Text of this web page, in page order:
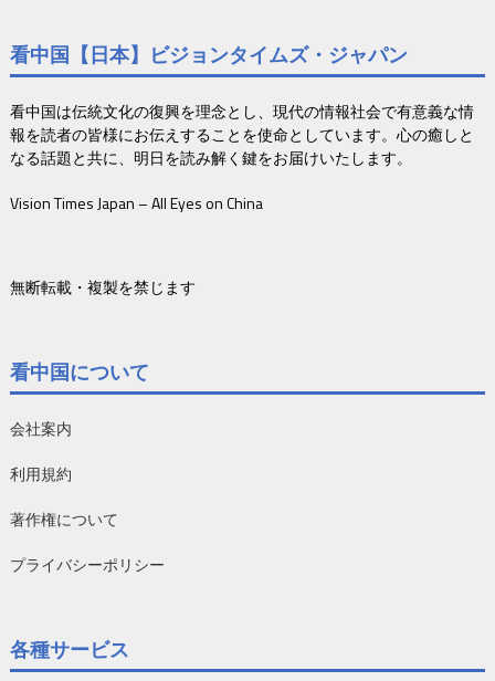
看中国【日本】ビジョンタイムズ・ジャパン
看中国は伝統文化の復興を理念とし、現代の情報社会で有意義な情
報を読者の皆様にお伝えすることを使命としています。心の癒しと
なる話題と共に、明日を読み解く鍵をお届けいたします。
Vision Times Japan – All Eyes on China
無断転載・複製を禁じます
看中国について
会社案内
利用規約
著作権について
プライバシーポリシー
各種サービス